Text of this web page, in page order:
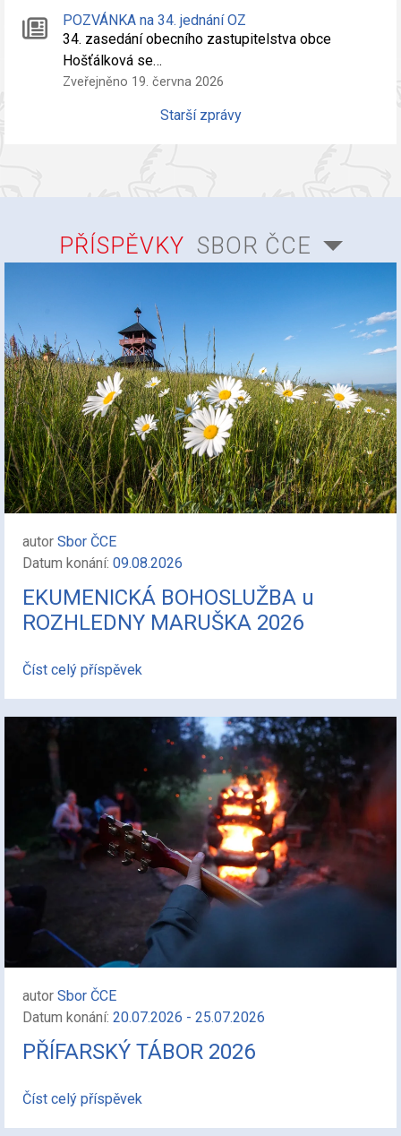
POZVÁNKA na 34. jednání OZ
34. zasedání obecního zastupitelstva obce
Hošťálková se…
Zveřejněno 19. června 2026
Starší zprávy
PŘÍSPĚVKY SBOR ČCE
autor Sbor ČCE
Datum konání: 09.08.2026
EKUMENICKÁ BOHOSLUŽBA u
ROZHLEDNY MARUŠKA 2026
Číst celý příspěvek
autor Sbor ČCE
Datum konání: 20.07.2026 - 25.07.2026
PŘÍFARSKÝ TÁBOR 2026
Číst celý příspěvek